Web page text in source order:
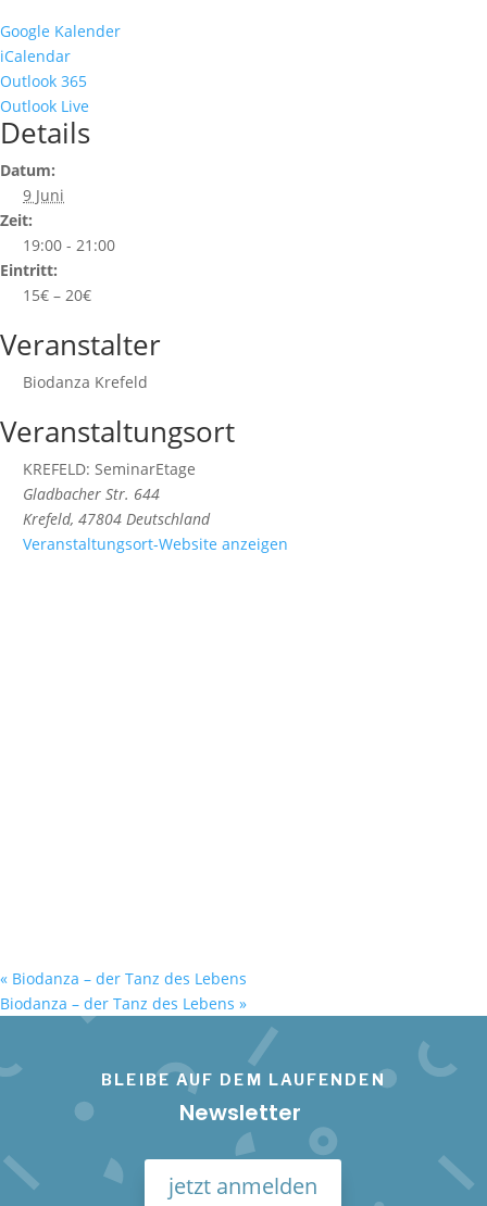
Google Kalender
iCalendar
Outlook 365
Outlook Live
Details
Datum:
9 Juni
Zeit:
19:00 - 21:00
Eintritt:
15€ – 20€
Veranstalter
Biodanza Krefeld
Veranstaltungsort
KREFELD: SeminarEtage
Gladbacher Str. 644
Krefeld, 47804 Deutschland
Veranstaltungsort-Website anzeigen
« Biodanza – der Tanz des Lebens
Biodanza – der Tanz des Lebens »
BLEIBE AUF DEM LAUFENDEN
Newsletter
jetzt anmelden